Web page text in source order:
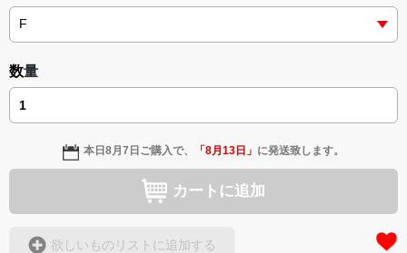
数量
本日8月7日 ご購入で、 「8月13日 」 に発送致します。
カートに追加
欲しいものリストに追加する